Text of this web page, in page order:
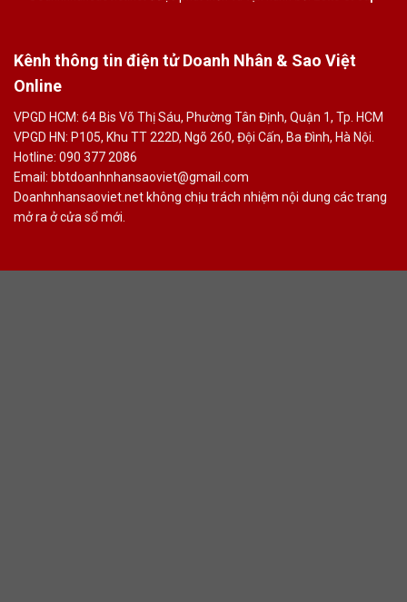
Kênh thông tin điện tử Doanh Nhân & Sao Việt
Online
VPGD HCM: 64 Bis Võ Thị Sáu, Phường Tân Định, Quận 1, Tp. HCM
VPGD HN: P105, Khu TT 222D, Ngõ 260, Đội Cấn, Ba Đình, Hà Nội.
Hotline: 090 377 2086
Email: bbtdoanhnhansaoviet@gmail.com
Doanhnhansaoviet.net không chịu trách nhiệm nội dung các trang
mở ra ở cửa sổ mới.